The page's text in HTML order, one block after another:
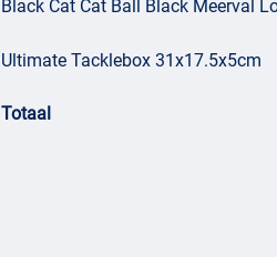
Black Cat Cat Ball Black Meerval
Ultimate Tacklebox 31x17.5x5cm
Totaal